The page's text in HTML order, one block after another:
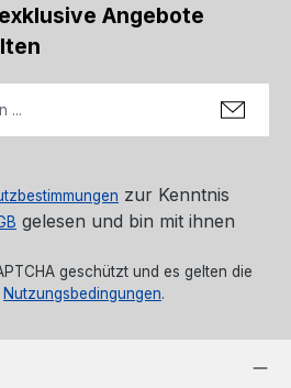
Angebote
zur Kenntnis
gelesen und bin mit ihnen
geschützt und es gelten die
Nutzungsbedingungen.